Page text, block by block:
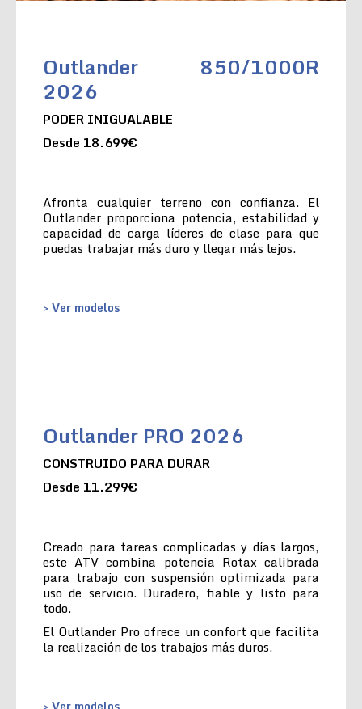
Outlander 850/1000R
2026
PODER INIGUALABLE
Desde 18.699€
Afronta cualquier terreno con confianza. El
Outlander proporciona potencia, estabilidad y
capacidad de carga líderes de clase para que
puedas trabajar más duro y llegar más lejos.
> Ver modelos
Outlander PRO 2026
CONSTRUIDO PARA DURAR
Desde 11.299€
Creado para tareas complicadas y días largos,
este ATV combina potencia Rotax calibrada
para trabajo con suspensión optimizada para
uso de servicio. Duradero, fiable y listo para
todo.
El Outlander Pro ofrece un confort que facilita
la realización de los trabajos más duros.